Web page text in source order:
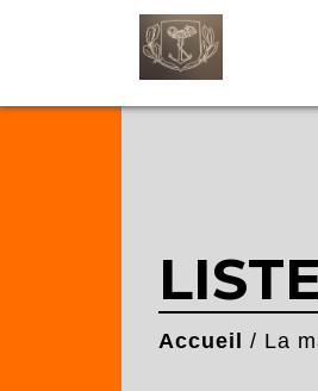
Accueil / La